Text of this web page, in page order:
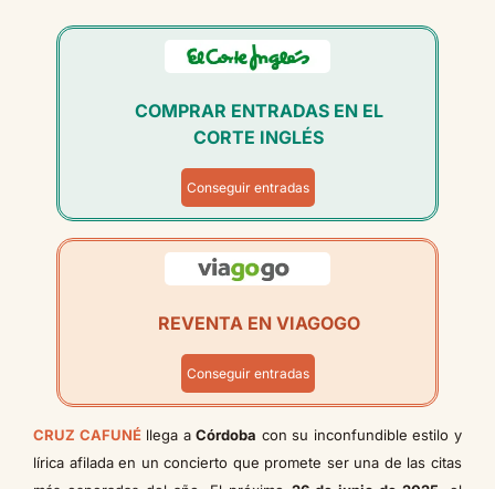
COMPRAR ENTRADAS EN EL
CORTE INGLÉS
Conseguir entradas
REVENTA EN VIAGOGO
Conseguir entradas
CRUZ CAFUNÉllega aCórdoba con su inconfundible estilo y
lírica afilada en un concierto que promete ser una de las citas